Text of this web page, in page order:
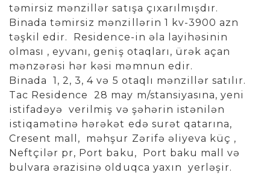
təmirsiz mənzillər satışa çıxarılmışdır.
Binada təmirsiz mənzillərin 1 kv-3900 azn
təşkil edir. Residence-in əla layihəsinin
olması , eyvanı, geniş otaqları, ürək açan
mənzərəsi hər kəsi məmnun edir.
Binada 1, 2, 3, 4 və 5 otaqlı mənzillər satılır.
Tac Residence 28 may m/stansiyasına, yeni
istifadəyə verilmiş və şəhərin istənilən
istiqamətinə hərəkət edə surət qatarına,
Cresent mall, məhşur Zərifə əliyeva küç ,
Neftçilər pr, Port baku, Port baku mall və
bulvara ərazisinə olduqca yaxın yerləşir.